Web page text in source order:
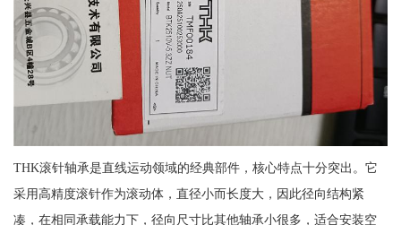
THK滚针轴承是直线运动领域的经典部件，核心特点十分突出。它
采用高精度滚针作为滚动体，直径小而长度大，因此径向结构紧
凑，在相同承载能力下，径向尺寸比其他轴承小很多，适合安装空